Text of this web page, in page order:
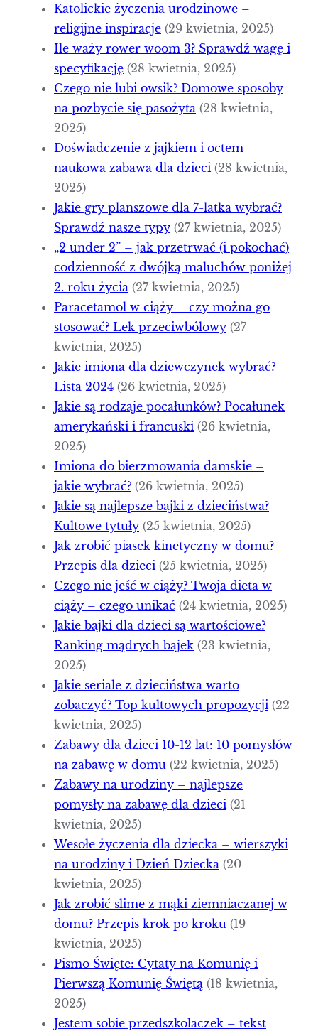
Katolickie życzenia urodzinowe –
religijne inspiracje (29 kwietnia, 2025)
Ile waży rower woom 3? Sprawdź wagę i
specyfikację (28 kwietnia, 2025)
Czego nie lubi owsik? Domowe sposoby
na pozbycie się pasożyta (28 kwietnia,
2025)
Doświadczenie z jajkiem i octem –
naukowa zabawa dla dzieci (28 kwietnia,
2025)
Jakie gry planszowe dla 7-latka wybrać?
Sprawdź nasze typy (27 kwietnia, 2025)
„2 under 2” – jak przetrwać (i pokochać)
codzienność z dwójką maluchów poniżej
2. roku życia (27 kwietnia, 2025)
Paracetamol w ciąży – czy można go
stosować? Lek przeciwbólowy (27
kwietnia, 2025)
Jakie imiona dla dziewczynek wybrać?
Lista 2024 (26 kwietnia, 2025)
Jakie są rodzaje pocałunków? Pocałunek
amerykański i francuski (26 kwietnia,
2025)
Imiona do bierzmowania damskie –
jakie wybrać? (26 kwietnia, 2025)
Jakie są najlepsze bajki z dzieciństwa?
Kultowe tytuły (25 kwietnia, 2025)
Jak zrobić piasek kinetyczny w domu?
Przepis dla dzieci (25 kwietnia, 2025)
Czego nie jeść w ciąży? Twoja dieta w
ciąży – czego unikać (24 kwietnia, 2025)
Jakie bajki dla dzieci są wartościowe?
Ranking mądrych bajek (23 kwietnia,
2025)
Jakie seriale z dzieciństwa warto
zobaczyć? Top kultowych propozycji (22
kwietnia, 2025)
Zabawy dla dzieci 10-12 lat: 10 pomysłów
na zabawę w domu (22 kwietnia, 2025)
Zabawy na urodziny – najlepsze
pomysły na zabawę dla dzieci (21
kwietnia, 2025)
Wesołe życzenia dla dziecka – wierszyki
na urodziny i Dzień Dziecka (20
kwietnia, 2025)
Jak zrobić slime z mąki ziemniaczanej w
domu? Przepis krok po kroku (19
kwietnia, 2025)
Pismo Święte: Cytaty na Komunię i
Pierwszą Komunię Świętą (18 kwietnia,
2025)
Jestem sobie przedszkolaczek – tekst